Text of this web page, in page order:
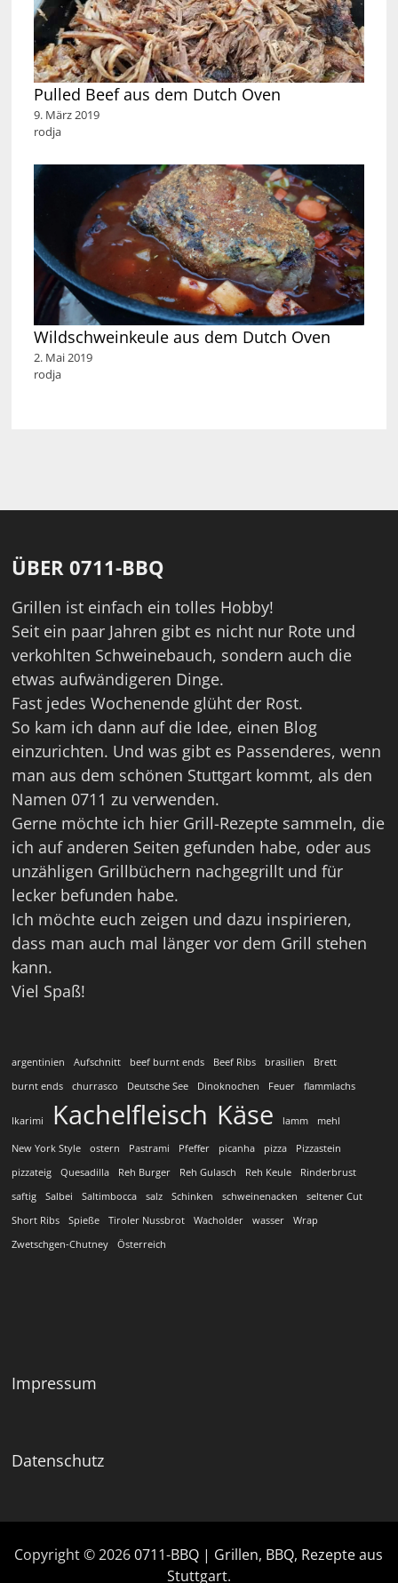
Pulled Beef aus dem Dutch Oven
9. März 2019
rodja
Wildschweinkeule aus dem Dutch Oven
2. Mai 2019
rodja
ÜBER 0711-BBQ
Grillen ist einfach ein tolles Hobby!
Seit ein paar Jahren gibt es nicht nur Rote und
verkohlten Schweinebauch, sondern auch die
etwas aufwändigeren Dinge.
Fast jedes Wochenende glüht der Rost.
So kam ich dann auf die Idee, einen Blog
einzurichten. Und was gibt es Passenderes, wenn
man aus dem schönen Stuttgart kommt, als den
Namen 0711 zu verwenden.
Gerne möchte ich hier Grill-Rezepte sammeln, die
ich auf anderen Seiten gefunden habe, oder aus
unzähligen Grillbüchern nachgegrillt und für
lecker befunden habe.
Ich möchte euch zeigen und dazu inspirieren,
dass man auch mal länger vor dem Grill stehen
kann.
Viel Spaß!
argentinien Aufschnitt beef burnt ends Beef Ribs brasilien
Brett
burnt ends
churrasco Deutsche See Dinoknochen Feuer flammlachs
Ikarimi Kachelfleisch Käse lamm mehl
New York Style ostern Pastrami Pfeffer picanha pizza
Pizzastein
pizzateig
Quesadilla Reh Burger Reh Gulasch Reh Keule
Rinderbrust
saftig
Salbei Saltimbocca salz Schinken schweinenacken
seltener Cut
Short Ribs
Spieße Tiroler Nussbrot Wacholder wasser
Wrap
Zwetschgen-Chutney
Österreich
Impressum
Datenschutz
Copyright © 20260711-BBQ | Grillen, BBQ, Rezepte aus
Stuttgart.